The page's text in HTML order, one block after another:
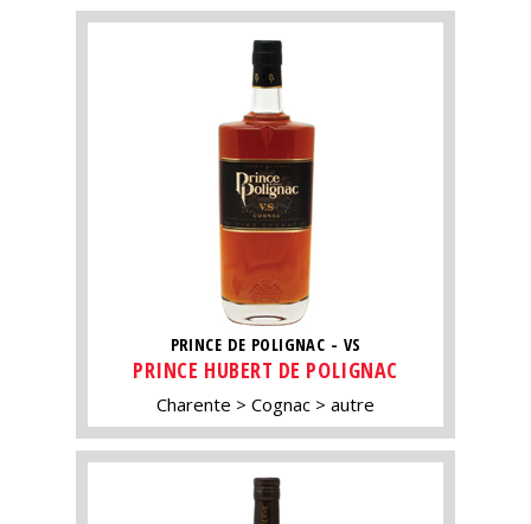
PRINCE DE POLIGNAC - VS
PRINCE HUBERT DE POLIGNAC
Charente Cognac autre